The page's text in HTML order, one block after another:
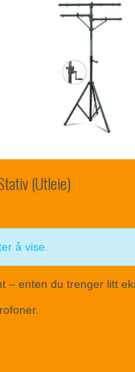
(Utleie)
å vise.
– enten du trenger litt